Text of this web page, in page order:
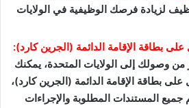
لزيادة فرصك الوظيفية في الولايات
بطاقة الإقامة الدائمة (الجرين كارد):
وصولك إلى الولايات المتحدة، يمكنك
بطاقة الإقامة الدائمة (الجرين كارد)،
المستندات المطلوبة والإجراءات